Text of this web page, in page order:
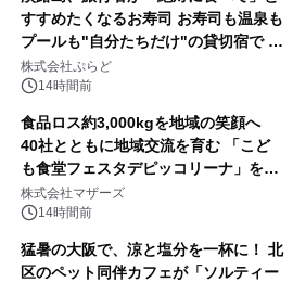
すすめたくなるお寿司 お寿司も温泉も
プールも"自分たちだけ"の貸切宿で 1
日1組限定「岩屋温泉 絵島別庭 海と
森」の握り寿司プラン
株式会社ぷらど
14時間前
食品ロス約3,000kgを地域の笑顔へ
40社とともに地域交流を育む 「こど
も食堂フェスタデピッコリーナ」を9
月5日(土)開催
株式会社マザーズ
14時間前
猛暑の大阪で、涼と塩分を一杯に！ 北
区のペット同伴カフェが「ソルティー